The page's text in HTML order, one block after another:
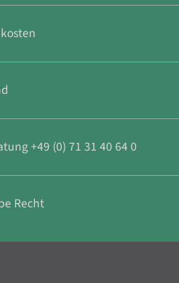
+49 (0) 71 31 40 64 0
Recht